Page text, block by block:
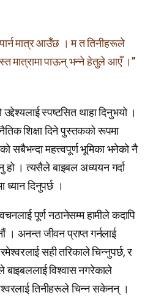
पार्न मात्र आउँछ । म त तिनीहरूले
मात्रामा पाऊन् भन्ने हेतुले आएँ ।”
स्पष्टसित थाहा दिनुभयो ।
शिक्षा दिने पुस्तकको रूपमा
सबैभन्दा महत्त्वपूर्ण भूमिका भनेको नै
हो । त्यसैले बाइबल अध्ययन गर्दा
दिनुपर्छ ।
पूर्ण नठानेसम्म हामीले कदापि
। अनन्त जीवन प्राप्त गर्नलाई
सही तरिकाले चिन्नुपर्छ, र
बाइबललाई विश्वास नगरेकाले
तिनीहरूले चिन्न सकेनन् ।